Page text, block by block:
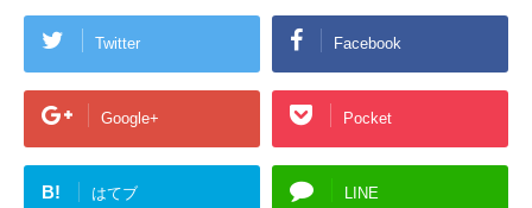
Twitter Facebook
Google+ Pocket
B! はてブ LINE